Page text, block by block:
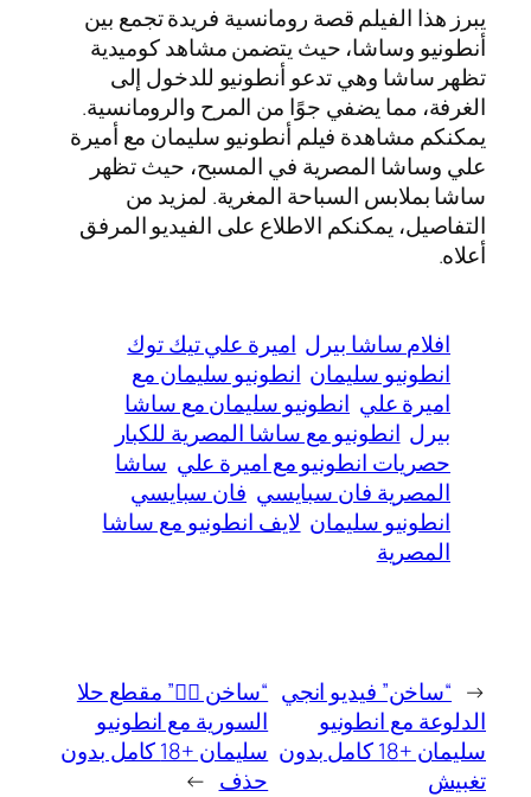
يبرز هذا الفيلم قصة رومانسية فريدة تجمع بين
أنطونيو وساشا، حيث يتضمن مشاهد كوميدية
تظهر ساشا وهي تدعو أنطونيو للدخول إلى
الغرفة، مما يضفي جوًا من المرح والرومانسية.
يمكنكم مشاهدة فيلم أنطونيو سليمان مع أميرة
علي وساشا المصرية في المسبح، حيث تظهر
ساشا بملابس السباحة المغرية. لمزيد من
التفاصيل، يمكنكم الاطلاع على الفيديو المرفق
أعلاه.
افلام ساشا بيرل اميرة علي تيك توك
انطونيو سليمان انطونيو سليمان مع
اميرة علي انطونيو سليمان مع ساشا
بيرل انطونيو مع ساشا المصرية للكبار
حصريات انطونيو مع اميرة علي ساشا
المصرية فان سبايسي فان سبايسي
انطونيو سليمان لايف انطونيو مع ساشا
المصرية
← “ساخن” فيديو انجي
الدلوعة مع انطونيو
سليمان +18 كامل بدون
تغبيش
“ساخن ❤️‍🔥” مقطع حلا
السورية مع انطونيو
سليمان +18 كامل بدون
حذف →